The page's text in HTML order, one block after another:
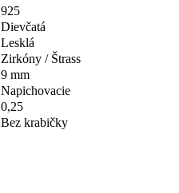
925
Dievčatá
Lesklá
Zirkóny / Štrass
9 mm
Napichovacie
0,25
Bez krabičky